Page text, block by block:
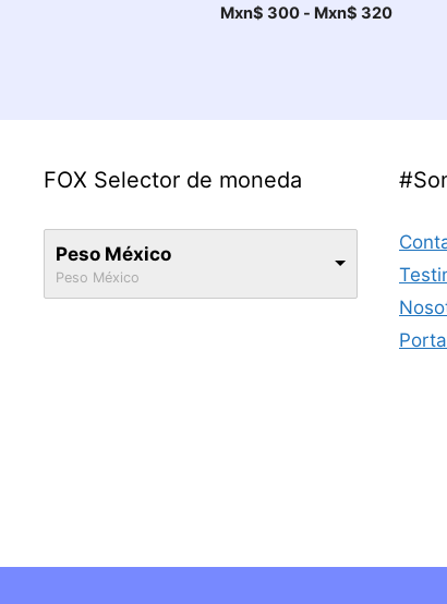
Mxn$ 300 - Mxn$ 320Rango
FOX Selector de moneda
Peso México
Peso México